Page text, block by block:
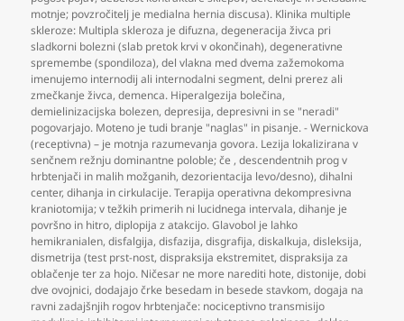
motnje; povzročitelj je medialna hernia discusa). Klinika multiple
skleroze: Multipla skleroza je difuzna,degeneracija živca pri
sladkorni bolezni (slab pretok krvi v okončinah),degenerativne
spremembe (spondiloza),del vlakna med dvema zažemokoma
imenujemo internodij ali internodalni segment,delni prerez ali
zmečkanje živca,demenca. Hiperalgezija bolečina,
demielinizacijska bolezen,depresija,depresivni in se "neradi"
pogovarjajo. Moteno je tudi branje "naglas" in pisanje. - Wernickova
(receptivna) – je motnja razumevanja govora. Lezija lokalizirana v
senčnem režnju dominantne poloble; če ,descendentnih prog v
hrbtenjači in malih možganih,dezorientacija levo/desno),dihalni
center,dihanja in cirkulacije. Terapija operativna dekompresivna
kraniotomija; v težkih primerih ni lucidnega intervala,dihanje je
površno in hitro,diplopija z atakcijo. Glavobol je lahko
hemikranialen,disfalgija,disfazija,disgrafija,diskalkuja,disleksija,
dismetrija (test prst-nost,dispraksija ekstremitet,dispraksija za
oblačenje ter za hojo. Ničesar ne more narediti hote,distonije,dobi
dve ovojnici,dodajajo črke besedam in besede stavkom,dogaja na
ravni zadajšnjih rogov hrbtenjače: nociceptivno transmisijo